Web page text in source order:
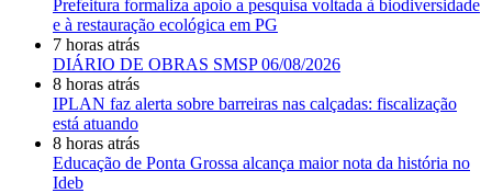
Prefeitura formaliza apoio a pesquisa voltada à biodiversidade
e à restauração ecológica em PG
7 horas atrás
DIÁRIO DE OBRAS SMSP 06/08/2026
8 horas atrás
IPLAN faz alerta sobre barreiras nas calçadas: fiscalização
está atuando
8 horas atrás
Educação de Ponta Grossa alcança maior nota da história no
Ideb